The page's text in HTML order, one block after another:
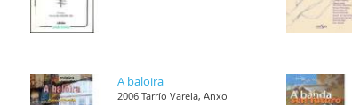
A baloira
2006 Tarrío Varela, Anxo